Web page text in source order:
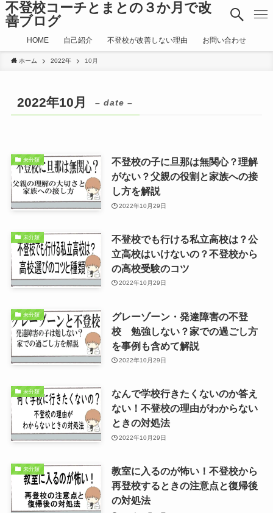
不登校コーチとまとの３か月で改
善ブログ
HOME 自己紹介 不登校が改善しない理由 お問い合わせ
ホーム 2022年 10月
2022年10月 – date –
未分類
不登校の子に旦那は無関心？理解
がない？父親の役割と家族への接
し方を解説
2022年10月29日
未分類
不登校でも行ける私立高校は？公
立高校はいけないの？不登校から
の高校受験のコツ
2022年10月29日
未分類
グレーゾーン・発達障害の不登
校 勉強しない？家での過ごし方
を事例も含めて解説
2022年10月29日
未分類
なんで学校行きたくないのか答え
ない！不登校の理由がわからない
ときの対処法
2022年10月29日
未分類
教室に入るのが怖い！不登校から
再登校するときの注意点と復帰後
の対処法